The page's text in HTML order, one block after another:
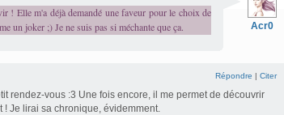
Acr0
! Elle m'a déjà demandé une faveur pour le choix de
un joker ;) Je ne suis pas si méchante que ça.
Répondre | Citer
rendez-vous :3 Une fois encore, il me permet de découvrir
! Je lirai sa chronique, évidemment.